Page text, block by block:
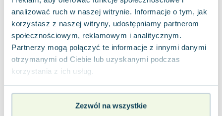
analizować ruch w naszej witrynie. Informacje o tym, jak
korzystasz z naszej witryny, udostępniamy partnerom
społecznościowym, reklamowym i analitycznym.
Partnerzy mogą połączyć te informacje z innymi danymi
otrzymanymi od Ciebie lub uzyskanymi podczas
korzystania z ich usług.
Zezwól na wszystkie
Lorraine Warren
Ajahn Brahm
Lucinda Riley